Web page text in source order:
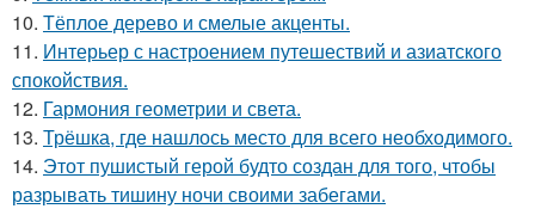
10. Тёплое дерево и смелые акценты.
11. Интерьер с настроением путешествий и азиатского
спокойствия.
12. Гармония геометрии и света.
13. Трёшка, где нашлось место для всего необходимого.
14. Этот пушистый герой будто создан для того, чтобы
разрывать тишину ночи своими забегами.